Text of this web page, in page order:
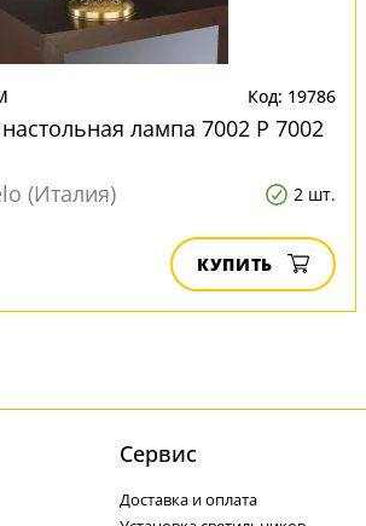
Код: 19786
лампа 7002 P 7002
(Италия)
2 шт.
КУПИТЬ
Cервис
Доставка и оплата